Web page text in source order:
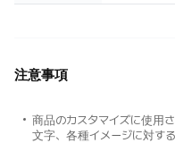
注意事項
商品のカスタマイズに使用
文字、各種イメージに対す